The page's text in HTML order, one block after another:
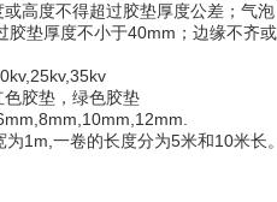
或高度不得超过胶垫厚度公差；
垫厚度不小于40mm；边缘不齐
色胶垫，绿色胶垫
1m,一卷的长度分为5米和10米长。